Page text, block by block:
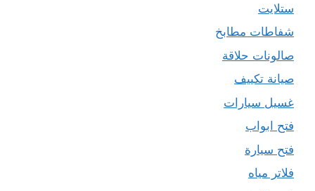
ستلايت
شفاطات مطابخ
صالونات حلاقة
صيانة تكييف
غسيل سيارات
فتح ابواب
فتح سيارة
فلاتر مياه